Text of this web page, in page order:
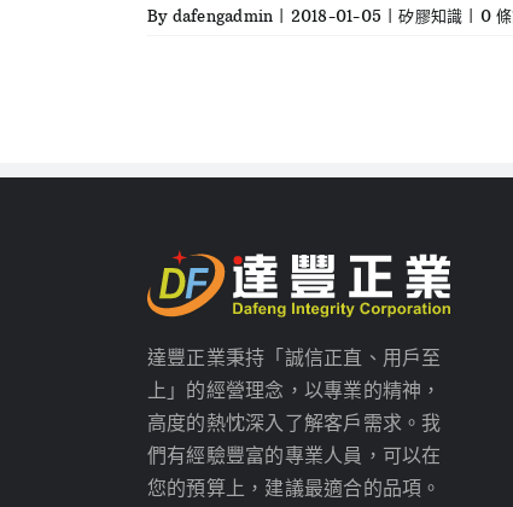
By dafengadmin 2018-01-05 矽膠知識 0
達豐正業秉持「誠信正直、用戶至
上」的經營理念，以專業的精神，
高度的熱忱深入了解客戶需求。我
們有經驗豐富的專業人員，可以在
您的預算上，建議最適合的品項。